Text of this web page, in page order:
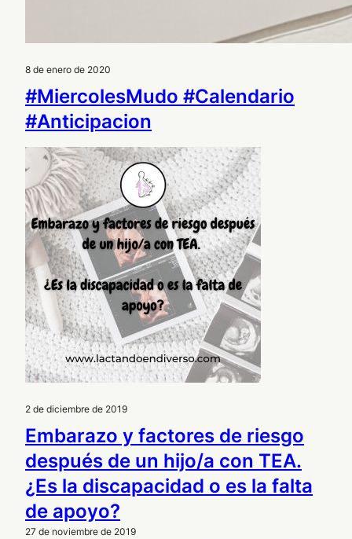
8 de enero de 2020
#MiercolesMudo #Calendario
#Anticipacion
2 de diciembre de 2019
Embarazo y factores de riesgo
después de un hijo/a con TEA.
¿Es la discapacidad o es la falta
de apoyo?
27 de noviembre de 2019